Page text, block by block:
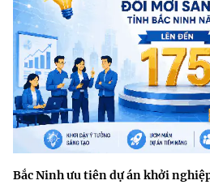
Bắc Ninh ưu tiên dự án khởi